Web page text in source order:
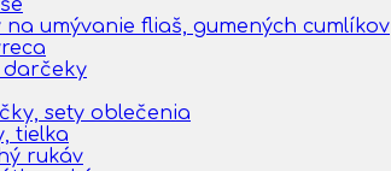
na umývanie fliaš, gumených cumlíkov
darčeky
sety oblečenia
tielka
rukáv